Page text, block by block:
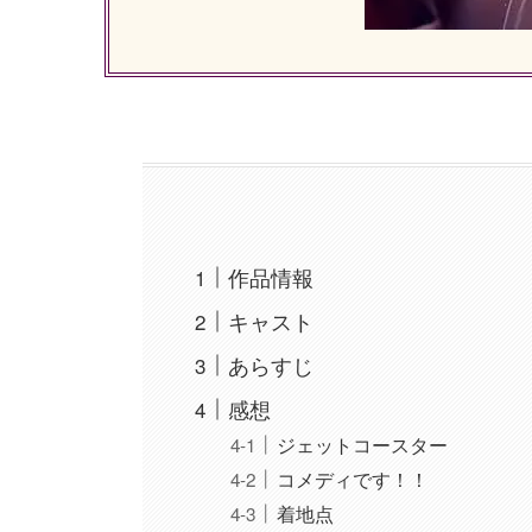
作品情報
キャスト
あらすじ
感想
ジェットコースター
コメディです！！
着地点